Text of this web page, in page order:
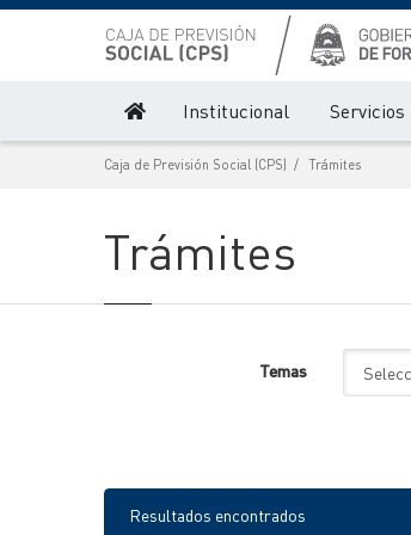
Institucional Servicios
Caja de Previsión Social (CPS) Trámites
Trámites
Temas
Resultados encontrados